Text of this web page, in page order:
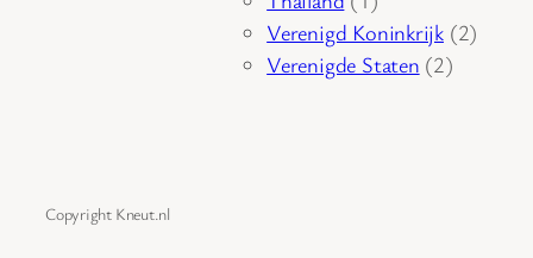
product
Verenigd Koninkrijk 22
Verenigde Staten 22
Copyright Kneut.nl